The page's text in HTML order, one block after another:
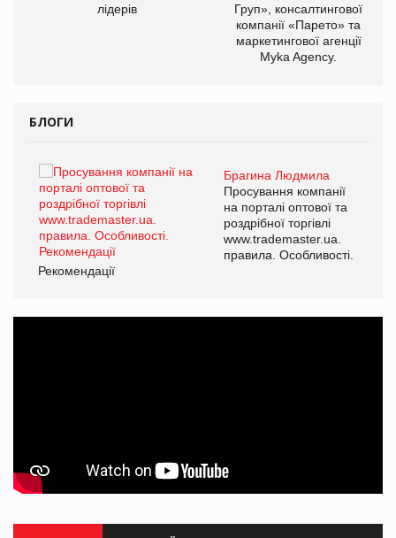
лідерів
Груп», консалтингової
компанії «Парето» та
маркетингової агенції
Myka Agency.
БЛОГИ
Брагина Людмила
Просування компанії
на порталі оптової та
роздрібної торгівлі
www.trademaster.ua.
правила. Особливості.
Рекомендації